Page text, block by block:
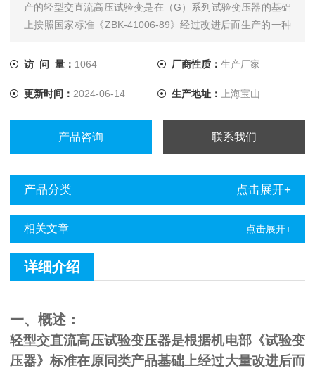
产的轻型交直流高压试验变是在（G）系列试验变压器的基础
上按照国家标准《ZBK-41006-89》经过改进后而生产的一种
访 问 量： 1064 厂商性质： 生产厂家
更新时间： 2024-06-14 生产地址： 上海宝山
产品咨询 联系我们
产品分类 点击展开+
相关文章 点击展开+
详细介绍
一、概述：
轻型交直流高压试验变压器是根据机电部《试验变
压器》标准在原同类产品基础上经过大量改进后而